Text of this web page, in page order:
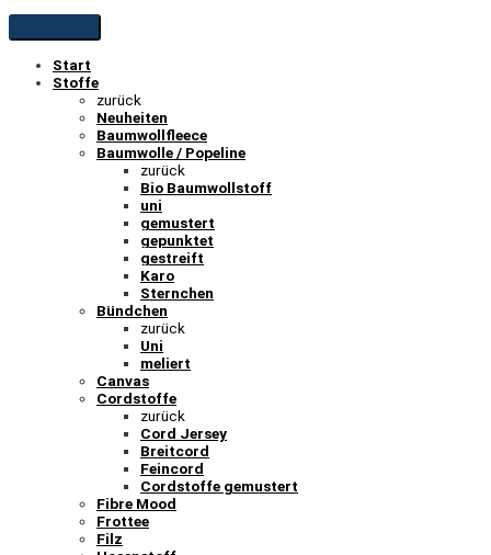
Start
Stoffe
zurück
Neuheiten
Baumwollfleece
Baumwolle / Popeline
zurück
Bio Baumwollstoff
uni
gemustert
gepunktet
gestreift
Karo
Sternchen
Bündchen
zurück
Uni
meliert
Canvas
Cordstoffe
zurück
Cord Jersey
Breitcord
Feincord
Cordstoffe gemustert
Fibre Mood
Frottee
Filz